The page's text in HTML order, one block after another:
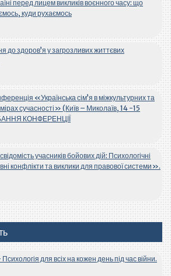
перед лицем викликів воєнного часу: що
куди рухаємось
до здоров’я у загрозливих життєвих
«Українська сім’я в міжкультурних та
сучасності» (Київ – Миколаїв, 14 -15
КОНФЕРЕНЦІЇ
учасників бойових дій: Психологічні
конфлікти та виклики для правової системи».
для всіх на кожен день під час війни.